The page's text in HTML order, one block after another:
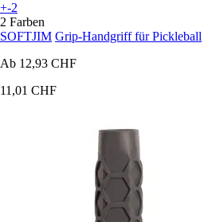
+-2
2 Farben
SOFTJIM Grip-Handgriff für Pickleball
Ab 12,93 CHF
11,01 CHF